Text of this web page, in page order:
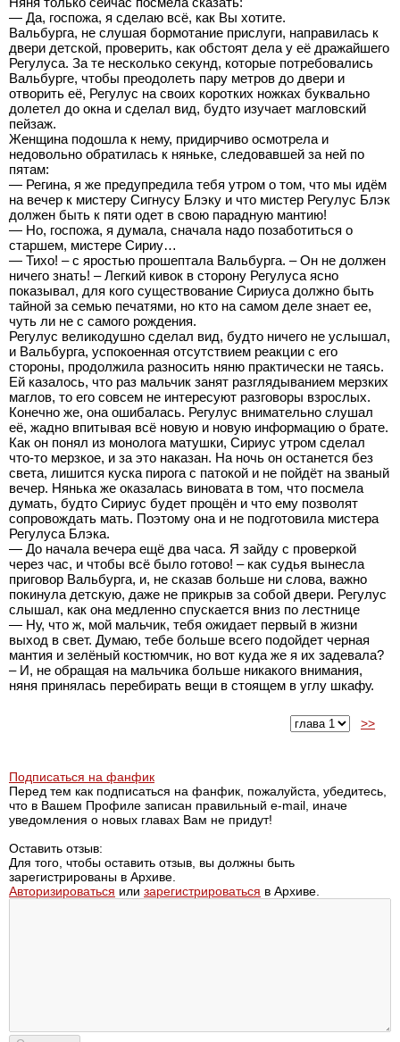
— Да, госпожа, я сделаю всё, как Вы хотите.
Вальбурга, не слушая бормотание прислуги, направилась к
двери детской, проверить, как обстоят дела у её дражайшего
Регулуса. За те несколько секунд, которые потребовались
Вальбурге, чтобы преодолеть пару метров до двери и
отворить её, Регулус на своих коротких ножках буквально
долетел до окна и сделал вид, будто изучает магловский
пейзаж.
Женщина подошла к нему, придирчиво осмотрела и
недовольно обратилась к няньке, следовавшей за ней по
пятам:
— Регина, я же предупредила тебя утром о том, что мы идём
на вечер к мистеру Сигнусу Блэку и что мистер Регулус Блэк
должен быть к пяти одет в свою парадную мантию!
— Но, госпожа, я думала, сначала надо позаботиться о
старшем, мистере Сириу…
— Тихо! – с яростью прошептала Вальбурга. – Он не должен
ничего знать! – Легкий кивок в сторону Регулуса ясно
показывал, для кого существование Сириуса должно быть
тайной за семью печатями, но кто на самом деле знает ее,
чуть ли не с самого рождения.
Регулус великодушно сделал вид, будто ничего не услышал,
и Вальбурга, успокоенная отсутствием реакции с его
стороны, продолжила разносить няню практически не таясь.
Ей казалось, что раз мальчик занят разглядыванием мерзких
маглов, то его совсем не интересуют разговоры взрослых.
Конечно же, она ошибалась. Регулус внимательно слушал
её, жадно впитывая всё новую и новую информацию о брате.
Как он понял из монолога матушки, Сириус утром сделал
что-то мерзкое, и за это наказан. На ночь он останется без
света, лишится куска пирога с патокой и не пойдёт на званый
вечер. Нянька же оказалась виновата в том, что посмела
думать, будто Сириус будет прощён и что ему позволят
сопровождать мать. Поэтому она и не подготовила мистера
Регулуса Блэка.
— До начала вечера ещё два часа. Я зайду с проверкой
через час, и чтобы всё было готово! – как судья вынесла
приговор Вальбурга, и, не сказав больше ни слова, важно
покинула детскую, даже не прикрыв за собой двери. Регулус
слышал, как она медленно спускается вниз по лестнице
— Ну, что ж, мой мальчик, тебя ожидает первый в жизни
выход в свет. Думаю, тебе больше всего подойдет черная
мантия и зелёный костюмчик, но вот куда же я их задевала?
– И, не обращая на мальчика больше никакого внимания,
няня принялась перебирать вещи в стоящем в углу шкафу.
>>
Подписаться на фанфик
Перед тем как подписаться на фанфик, пожалуйста, убедитесь,
что в Вашем Профиле записан правильный e-mail, иначе
уведомления о новых главах Вам не придут!
Оставить отзыв:
Для того, чтобы оставить отзыв, вы должны быть
зарегистрированы в Архиве.
Авторизироваться или зарегистрироваться в Архиве.